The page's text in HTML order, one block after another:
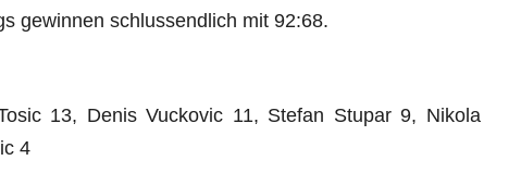
gewinnen schlussendlich mit 92:68.
13, Denis Vuckovic 11, Stefan Stupar 9, Nikola
4